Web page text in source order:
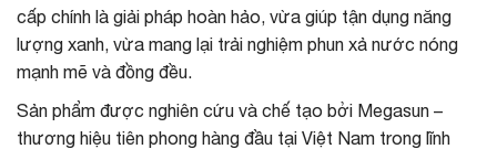
cấp chính là giải pháp hoàn hảo, vừa giúp tận dụng năng
lượng xanh, vừa mang lại trải nghiệm phun xả nước nóng
mạnh mẽ và đồng đều.
Sản phẩm được nghiên cứu và chế tạo bởi Megasun –
thương hiệu tiên phong hàng đầu tại Việt Nam trong lĩnh